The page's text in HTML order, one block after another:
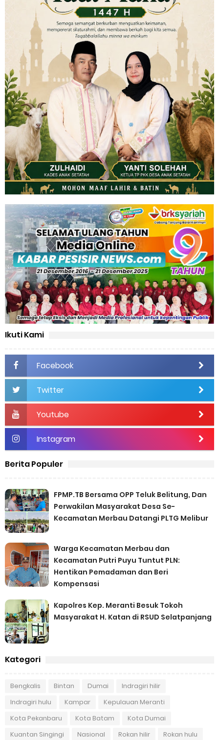
Ikuti Kami
Facebook
Twitter
Youtube
Instagram
Berita Populer
FPMP.TB Bersama OPP Teluk Belitung, Dan
Perwakilan Masyarakat Desa Se-
Kecamatan Merbau Datangi PLTG Melibur
Warga Kecamatan Merbau dan
Kecamatan Putri Puyu Tuntut PLN:
Hentikan Pemadaman dan Beri
Kompensasi
Kapolres Kep. Meranti Besuk Tokoh
Masyarakat H. Katan di RSUD Selatpanjang
Kategori
Bengkalis Bintan Dumai
Indragiri hilir
Indragiri hulu
Kampar
Kepulauan Meranti
Kota Pekanbaru
Kota Batam
Kota Dumai
Kuantan Singingi
Nasional Rokan hilir
Rokan hulu